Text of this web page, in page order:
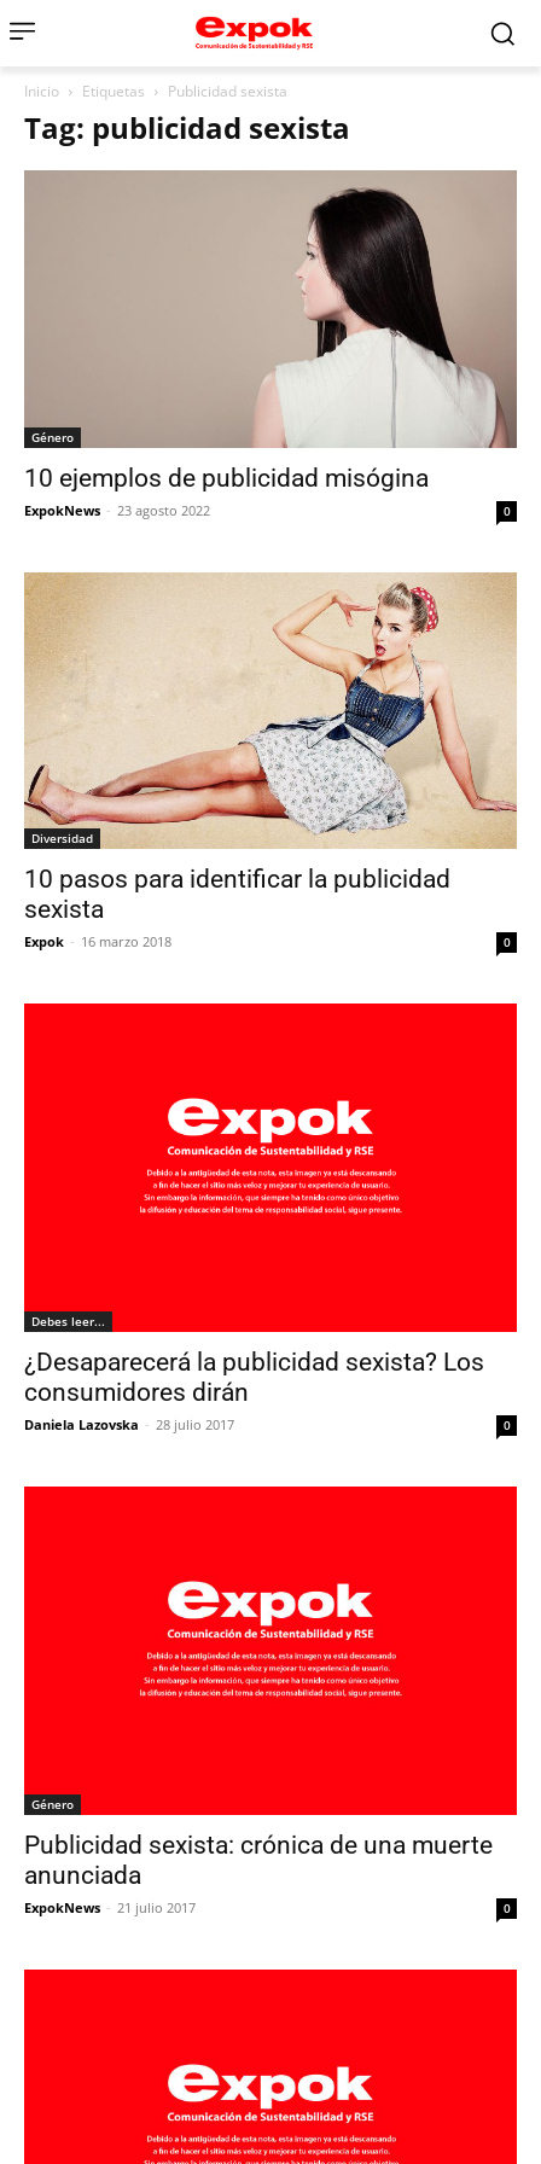
Inicio Etiquetas Publicidad sexista
Tag: publicidad sexista
Género
10 ejemplos de publicidad misógina
ExpokNews - 23 agosto 2022 0
Diversidad
10 pasos para identificar la publicidad
sexista
Expok - 16 marzo 2018 0
Debes leer...
¿Desaparecerá la publicidad sexista? Los
consumidores dirán
Daniela Lazovska - 28 julio 2017 0
Género
Publicidad sexista: crónica de una muerte
anunciada
ExpokNews - 21 julio 2017 0